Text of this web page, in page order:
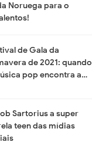
Noruega para o
de Gala da
de 2021: quando
pop encontra a
Sartorius a super
teen das mídias